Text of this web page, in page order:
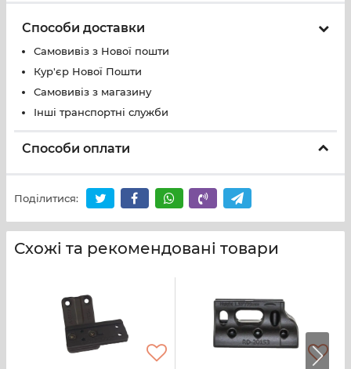
Способи доставки
Самовивіз з Нової пошти
Кур'єр Нової Пошти
Самовивіз з магазину
Інші транспортні служби
Способи оплати
Поділитися:
Схожі та рекомендовані товари